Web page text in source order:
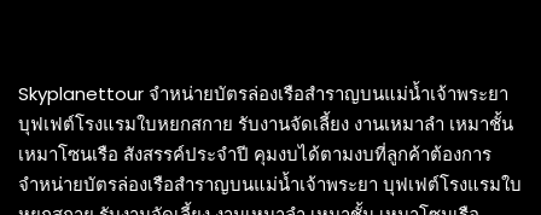
Skyplanettour จำหน่ายบัตรล่องเรือสำราญบนแม่น้ำเจ้าพระยา
บุฟเฟต์โรงแรมใบหยกสกาย รับงานจัดเลี้ยง งานเหมาลำ เหมาชั้น
เหมาโซนเรือ สังสรรค์ประจำปี คุมงบได้ตามงบที่ลูกค้าต้องการ
จำหน่ายบัตรล่องเรือสำราญบนแม่น้ำเจ้าพระยา บุฟเฟต์โรงแรมใบ